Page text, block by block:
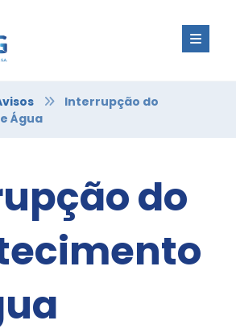
Interrupção do
Água
do